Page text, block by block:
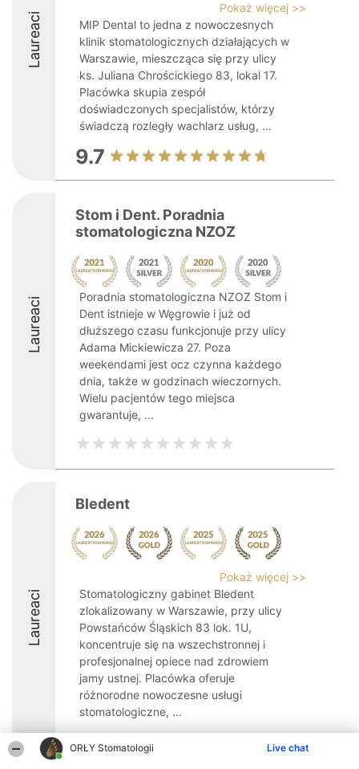
ORŁY Stomatologii Live chat
Laureaci
Pokaż więcej >>
MIP Dental to jedna z nowoczesnych
klinik stomatologicznych działających w
Warszawie, mieszcząca się przy ulicy
ks. Juliana Chrościckiego 83, lokal 17.
Placówka skupia zespół
doświadczonych specjalistów, którzy
świadczą rozległy wachlarz usług, ...
9.7
Laureaci
Stom i Dent. Poradnia
stomatologiczna NZOZ
Poradnia stomatologiczna NZOZ Stom i
Dent istnieje w Węgrowie i już od
dłuższego czasu funkcjonuje przy ulicy
Adama Mickiewicza 27. Poza
weekendami jest ocz czynna każdego
dnia, także w godzinach wieczornych.
Wielu pacjentów tego miejsca
gwarantuje, ...
Laureaci
Bledent
Pokaż więcej >>
Stomatologiczny gabinet Bledent
zlokalizowany w Warszawie, przy ulicy
Powstańców Śląskich 83 lok. 1U,
koncentruje się na wszechstronnej i
profesjonalnej opiece nad zdrowiem
jamy ustnej. Placówka oferuje
różnorodne nowoczesne usługi
stomatologiczne, ...
9.4